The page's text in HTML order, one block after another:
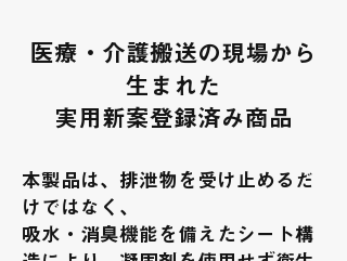
医療・介護搬送の現場から
生まれた
実用新案登録済み商品
本製品は、排泄物を受け止めるだ
けではなく、
吸水・消臭機能を備えたシート構